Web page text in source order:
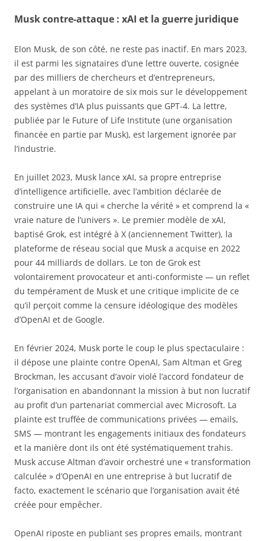
Musk contre-attaque : xAI et la guerre juridique
Elon Musk, de son côté, ne reste pas inactif. En mars 2023,
il est parmi les signataires d’une lettre ouverte, cosignée
par des milliers de chercheurs et d’entrepreneurs,
appelant à un moratoire de six mois sur le développement
des systèmes d’IA plus puissants que GPT-4. La lettre,
publiée par le Future of Life Institute (une organisation
financée en partie par Musk), est largement ignorée par
l’industrie.
En juillet 2023, Musk lance xAI, sa propre entreprise
d’intelligence artificielle, avec l’ambition déclarée de
construire une IA qui « cherche la vérité » et comprend la «
vraie nature de l’univers ». Le premier modèle de xAI,
baptisé Grok, est intégré à X (anciennement Twitter), la
plateforme de réseau social que Musk a acquise en 2022
pour 44 milliards de dollars. Le ton de Grok est
volontairement provocateur et anti-conformiste — un reflet
du tempérament de Musk et une critique implicite de ce
qu’il perçoit comme la censure idéologique des modèles
d’OpenAI et de Google.
En février 2024, Musk porte le coup le plus spectaculaire :
il dépose une plainte contre OpenAI, Sam Altman et Greg
Brockman, les accusant d’avoir violé l’accord fondateur de
l’organisation en abandonnant la mission à but non lucratif
au profit d’un partenariat commercial avec Microsoft. La
plainte est truffée de communications privées — emails,
SMS — montrant les engagements initiaux des fondateurs
et la manière dont ils ont été systématiquement trahis.
Musk accuse Altman d’avoir orchestré une « transformation
calculée » d’OpenAI en une entreprise à but lucratif de
facto, exactement le scénario que l’organisation avait été
créée pour empêcher.
OpenAI riposte en publiant ses propres emails, montrant